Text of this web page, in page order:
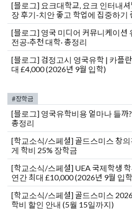
[블로그] 요크대학교, 요크 인터내
장 후기-치안 좋고 학업에 집중하기
[블로그] 영국 미디어 커뮤니케이션
전공·추천 대학· 총정리
[블로그] 검정고시 영국유학 | 카플
대 £4,000 (2026년 9월 입학)
#장학금
[블로그] 영국유학비용 얼마나 들까
총정리
[학교소식/스페셜] 골드스미스 창
게 학비 25% 장학금
[학교소식/스페셜] UEA 국제학생
연간 최대 £10,000 (2026년 9월 입
[학교소식/스페셜] 골드스미스
학비 할인 안내 (5월 15일까지)